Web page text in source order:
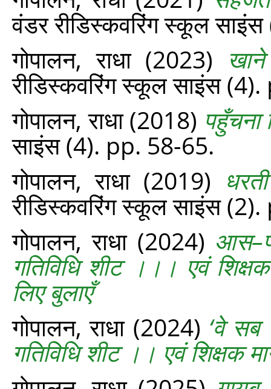
वंडर रीडिस्‍कवरिंग स्‍कूल
गोपालन, राधा(2023)
रीडिस्‍कवरिंग स्‍कूल साइंस
गोपालन, राधा(2018) पहुँचना
साइंस (4). pp. 58-65.
गोपालन, राधा(2019)
रीडिस्‍कवरिंग स्‍कूल साइंस
गोपालन, राधा(2024)
गतिविधि शीट ।।। एवं शिक्षक
लिए बुलाएँ
गोपालन, राधा(2024) ‘वे सब
गतिविधि शीट ।। एवं शिक्षक